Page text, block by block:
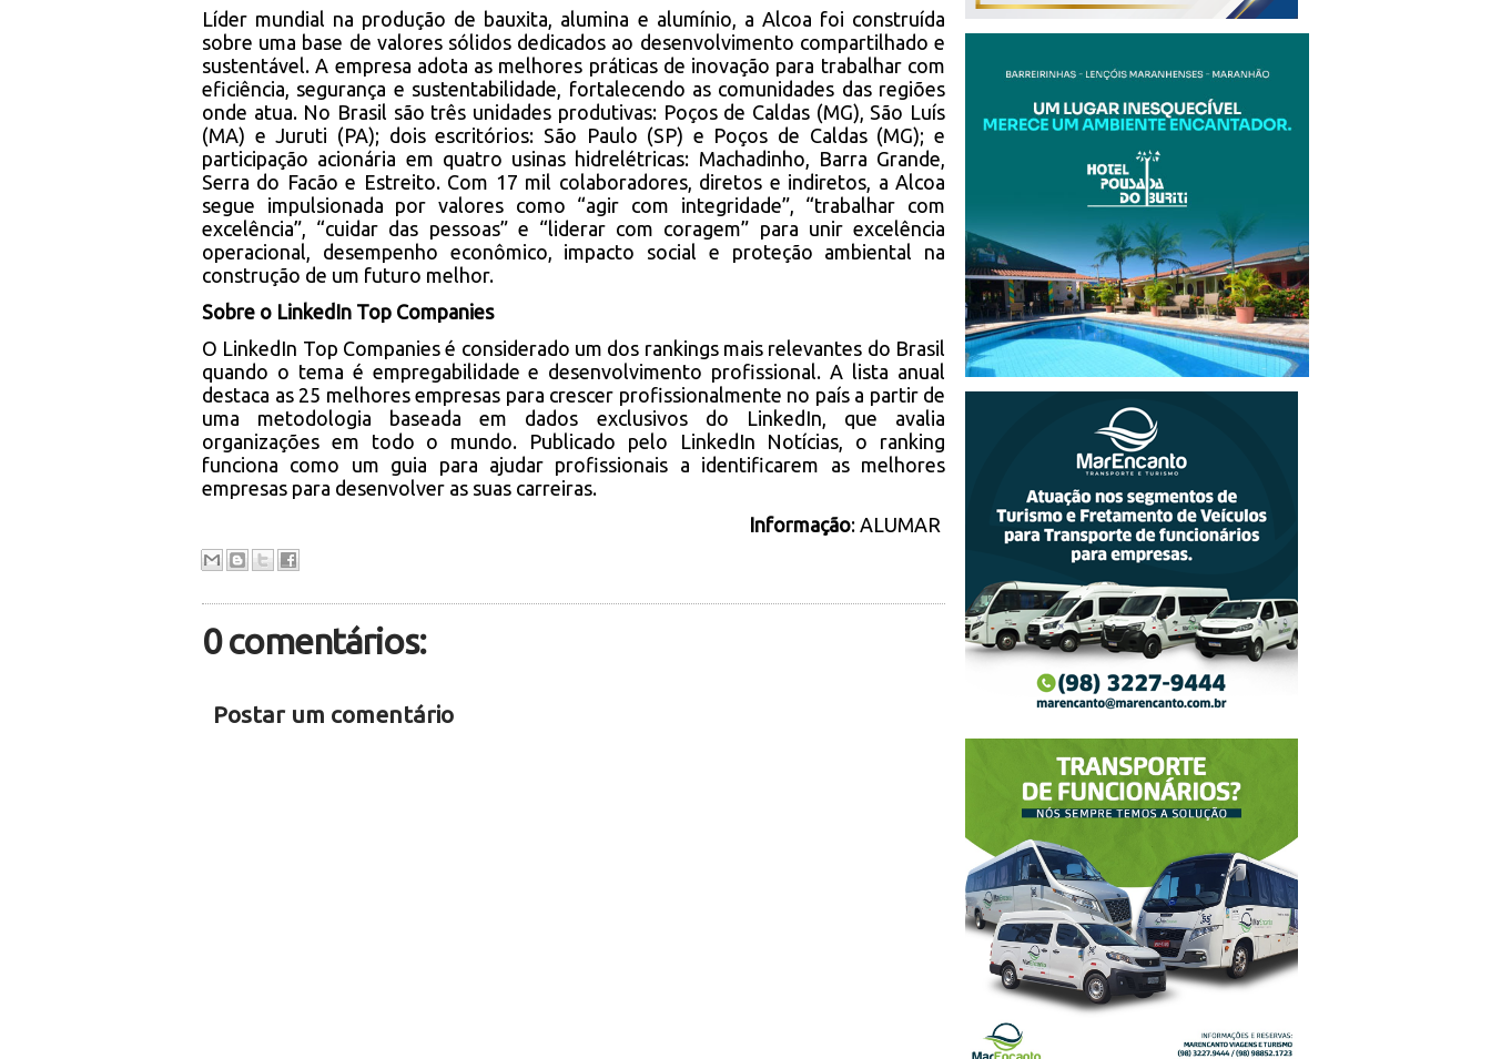
Líder mundial na produção de bauxita, alumina e alumínio, a Alcoa foi construída
sobre uma base de valores sólidos dedicados ao desenvolvimento compartilhado e
sustentável. A empresa adota as melhores práticas de inovação para trabalhar com
eficiência, segurança e sustentabilidade, fortalecendo as comunidades das regiões
onde atua. No Brasil são três unidades produtivas: Poços de Caldas (MG), São Luís
(MA) e Juruti (PA); dois escritórios: São Paulo (SP) e Poços de Caldas (MG); e
participação acionária em quatro usinas hidrelétricas: Machadinho, Barra Grande,
Serra do Facão e Estreito. Com 17 mil colaboradores, diretos e indiretos, a Alcoa
segue impulsionada por valores como “agir com integridade”, “trabalhar com
excelência”, “cuidar das pessoas” e “liderar com coragem” para unir excelência
operacional, desempenho econômico, impacto social e proteção ambiental na
construção de um futuro melhor.
Sobre o LinkedIn Top Companies
O LinkedIn Top Companies é considerado um dos rankings mais relevantes do Brasil
quando o tema é empregabilidade e desenvolvimento profissional. A lista anual
destaca as 25 melhores empresas para crescer profissionalmente no país a partir de
uma metodologia baseada em dados exclusivos do LinkedIn, que avalia
organizações em todo o mundo. Publicado pelo LinkedIn Notícias, o ranking
funciona como um guia para ajudar profissionais a identificarem as melhores
empresas para desenvolver as suas carreiras.
Informação: ALUMAR
0 comentários:
Postar um comentário